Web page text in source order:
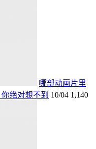
哪部动画片里
绝对想不到 10/04 1,140